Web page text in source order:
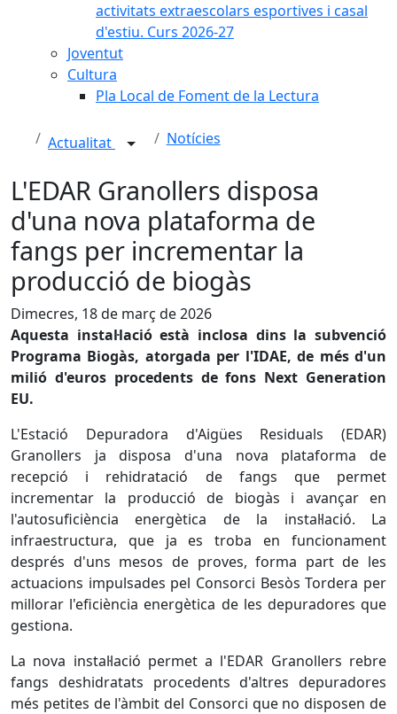
activitats extraescolars esportives i casal
d'estiu. Curs 2026-27
Joventut
Cultura
Pla Local de Foment de la Lectura
Actualitat Notícies
L'EDAR Granollers disposa
d'una nova plataforma de
fangs per incrementar la
producció de biogàs
Dimecres, 18 de març de 2026
Aquesta instal·lació està inclosa dins la subvenció
Programa Biogàs, atorgada per l'IDAE, de més d'un
milió d'euros procedents de fons Next Generation
EU.
L'Estació Depuradora d'Aigües Residuals (EDAR)
Granollers ja disposa d'una nova plataforma de
recepció i rehidratació de fangs que permet
incrementar la producció de biogàs i avançar en
l'autosuficiència energètica de la instal·lació. La
infraestructura, que ja es troba en funcionament
després d'uns mesos de proves, forma part de les
actuacions impulsades pel Consorci Besòs Tordera per
millorar l'eficiència energètica de les depuradores que
gestiona.
La nova instal·lació permet a l'EDAR Granollers rebre
fangs deshidratats procedents d'altres depuradores
més petites de l'àmbit del Consorci que no disposen de